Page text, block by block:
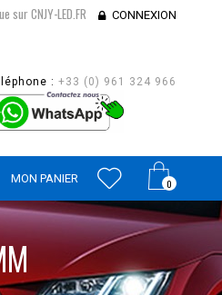
sur CNJY-LED.FR CONNEXION
: +33 (0) 961 324 966
0
MON PANIER